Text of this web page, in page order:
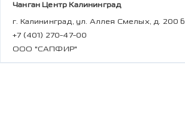
Чанган Центр Калининград
г. Калининград, ул. Аллея Смелых, д. 200 б
+7 (401) 270-47-00
ООО "САПФИР"